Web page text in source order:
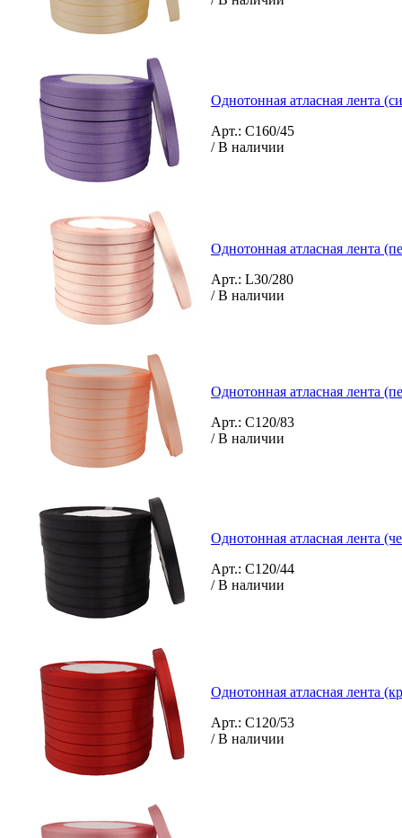
Однотонная атласная лента
Арт.: C160/45
/ В наличии
Однотонная атласная лента
Арт.: L30/280
/ В наличии
Однотонная атласная лента
Арт.: C120/83
/ В наличии
Однотонная атласная лента
Арт.: C120/44
/ В наличии
Однотонная атласная лента
Арт.: C120/53
/ В наличии